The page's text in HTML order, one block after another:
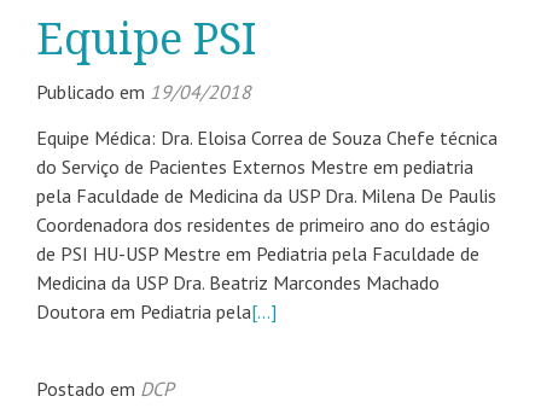
Equipe PSI
Publicado em 19/04/2018
Equipe Médica: Dra. Eloisa Correa de Souza Chefe técnica
do Serviço de Pacientes Externos Mestre em pediatria
pela Faculdade de Medicina da USP Dra. Milena De Paulis
Coordenadora dos residentes de primeiro ano do estágio
de PSI HU-USP Mestre em Pediatria pela Faculdade de
Medicina da USP Dra. Beatriz Marcondes Machado
Doutora em Pediatria pela[…]
Postado em DCP